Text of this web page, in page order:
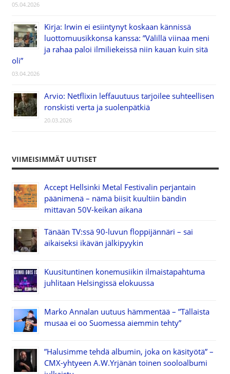
05.04.2026
Kirja: Irwin ei esiintynyt koskaan kännissä
luottomuusikkonsa kanssa: ”Välillä viinaa meni
ja rahaa paloi ilmiliekeissä niin kauan kuin sitä
oli”
03.04.2026
Arvio: Netflixin leffauutuus tarjoilee suhteellisen
ronskisti verta ja suolenpätkiä
20.03.2026
VIIMEISIMMÄT UUTISET
Accept Hellsinki Metal Festivalin perjantain
päänimenä – nämä biisit kuultiin bändin
mittavan 50V-keikan aikana
Tänään TV:ssä 90-luvun floppijännäri – sai
aikaiseksi ikävän jälkipyykin
Kuusituntinen konemusiikin ilmaistapahtuma
juhlitaan Helsingissä elokuussa
Marko Annalan uutuus hämmentää – ”Tällaista
musaa ei oo Suomessa aiemmin tehty”
”Halusimme tehdä albumin, joka on käsityötä” –
CMX-yhtyeen A.W.Yrjänän toinen sooloalbumi